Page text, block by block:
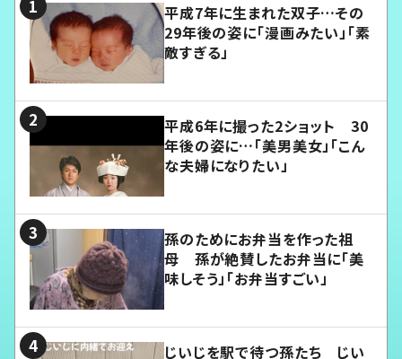
平成7年に生まれた双子…その
29年後の姿に「漫画みたい」「素
敵すぎる」
平成6年に撮った2ショット 30
年後の姿に…「美男美女」「こん
な夫婦になりたい」
孫のためにお弁当を作った祖
母 孫が絶賛したお弁当に「美
味しそう」「お弁当すごい」
じいじを駅で待つ孫たち じい